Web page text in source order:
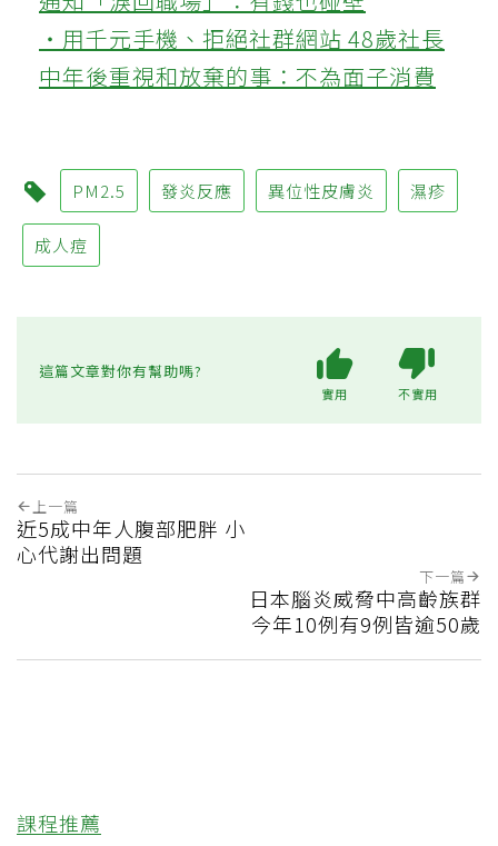
‧用千元手機、拒絕社群網站 48歲社長
中年後重視和放棄的事：不為面子消費
PM2.5 發炎反應 異位性皮膚炎 濕疹
成人痘
這篇文章對你有幫助嗎?
實用 不實用
上一篇
近5成中年人腹部肥胖 小
心代謝出問題
下一篇
日本腦炎威脅中高齡族群
今年10例有9例皆逾50歲
課程推薦